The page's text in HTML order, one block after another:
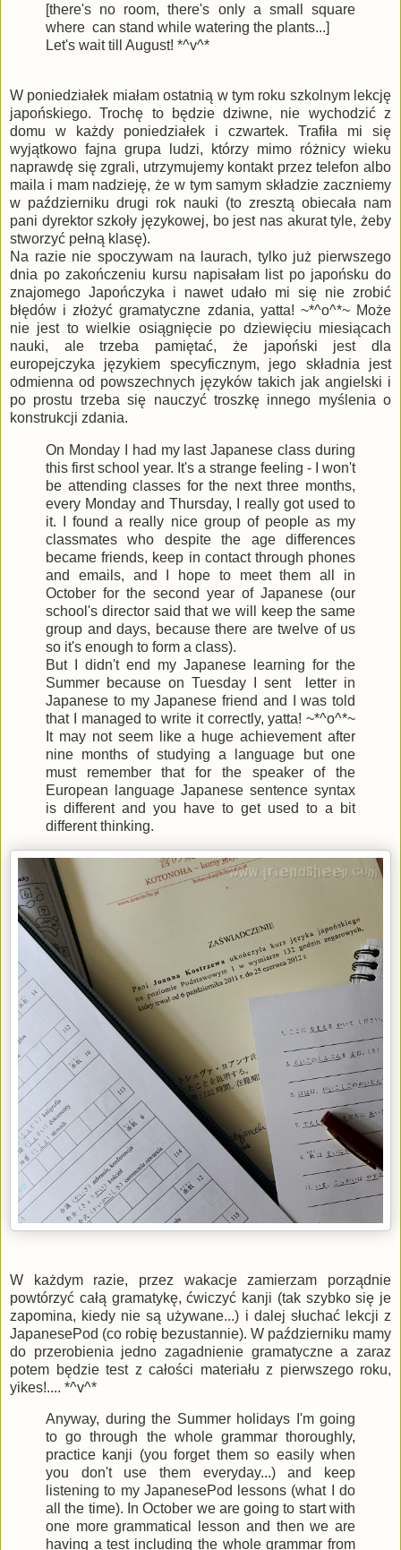
[there's no room, there's only a small square
where can stand while watering the plants...]
Let's wait till August! *^v^*
W poniedziałek miałam ostatnią w tym roku szkolnym lekcję
japońskiego. Trochę to będzie dziwne, nie wychodzić z
domu w każdy poniedziałek i czwartek. Trafiła mi się
wyjątkowo fajna grupa ludzi, którzy mimo różnicy wieku
naprawdę się zgrali, utrzymujemy kontakt przez telefon albo
maila i mam nadzieję, że w tym samym składzie zaczniemy
w październiku drugi rok nauki (to zresztą obiecała nam
pani dyrektor szkoły językowej, bo jest nas akurat tyle, żeby
stworzyć pełną klasę).
Na razie nie spoczywam na laurach, tylko już pierwszego
dnia po zakończeniu kursu napisałam list po japońsku do
znajomego Japończyka i nawet udało mi się nie zrobić
błędów i złożyć gramatyczne zdania, yatta! ~*^o^*~ Może
nie jest to wielkie osiągnięcie po dziewięciu miesiącach
nauki, ale trzeba pamiętać, że japoński jest dla
europejczyka językiem specyficznym, jego składnia jest
odmienna od powszechnych języków takich jak angielski i
po prostu trzeba się nauczyć troszkę innego myślenia o
konstrukcji zdania.
On Monday I had my last Japanese class during
this first school year. It's a strange feeling - I won't
be attending classes for the next three months,
every Monday and Thursday, I really got used to
it. I found a really nice group of people as my
classmates who despite the age differences
became friends, keep in contact through phones
and emails, and I hope to meet them all in
October for the second year of Japanese (our
school's director said that we will keep the same
group and days, because there are twelve of us
so it's enough to form a class).
But I didn't end my Japanese learning for the
Summer because on Tuesday I sent letter in
Japanese to my Japanese friend and I was told
that I managed to write it correctly, yatta! ~*^o^*~
It may not seem like a huge achievement after
nine months of studying a language but one
must remember that for the speaker of the
European language Japanese sentence syntax
is different and you have to get used to a bit
different thinking.
W każdym razie, przez wakacje zamierzam porządnie
powtórzyć całą gramatykę, ćwiczyć kanji (tak szybko się je
zapomina, kiedy nie są używane...) i dalej słuchać lekcji z
JapanesePod (co robię bezustannie). W październiku mamy
do przerobienia jedno zagadnienie gramatyczne a zaraz
potem będzie test z całości materiału z pierwszego roku,
yikes!.... *^v^*
Anyway, during the Summer holidays I'm going
to go through the whole grammar thoroughly,
practice kanji (you forget them so easily when
you don't use them everyday...) and keep
listening to my JapanesePod lessons (what I do
all the time). In October we are going to start with
one more grammatical lesson and then we are
having a test including the whole grammar from